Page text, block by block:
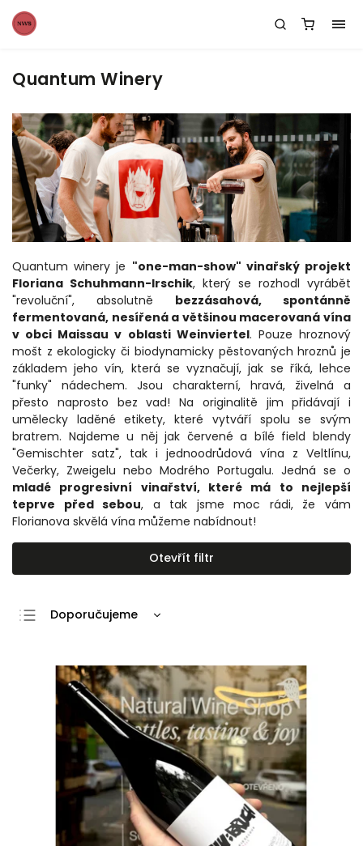
Quantum Winery
Quantum winery je "one-man-show" vinařský projekt
Floriana Schuhmann-Irschik, který se rozhodl vyrábět
"revoluční", absolutně bezzásahová, spontánně
fermentovaná, nesířená a většinou macerovaná vína
v obci Maissau v oblasti Weinviertel. Pouze hroznový
mošt z ekologicky či biodynamicky pěstovaných hroznů je
základem jeho vín, která se vyznačují, jak se říká, lehce
"funky" nádechem. Jsou charakterní, hravá, živelná a
přesto naprosto bez vad! Na originalitě jim přidávají i
umělecky laděné etikety, které vytváří spolu se svým
bratrem. Najdeme u něj jak červené a bílé field blendy
"Gemischter satz", tak i jednoodrůdová vína z Veltlínu,
Večerky, Zweigelu nebo Modrého Portugalu. Jedná se o
mladé progresivní vinařství, které má to nejlepší
teprve před sebou, a tak jsme moc rádi, že vám
Florianova skvělá vína můžeme nabídnout!
Otevřít filtr
Doporučujeme
Nejdražší
Nejprodávanější
Abecedně